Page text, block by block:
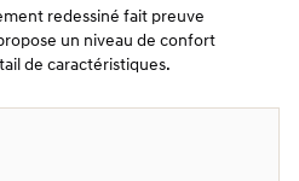
redessiné fait preuve
un niveau de confort
de caractéristiques.